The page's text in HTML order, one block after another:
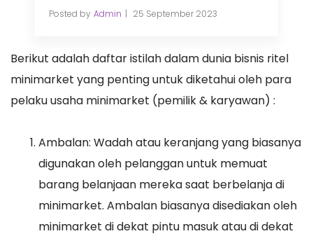
Posted by Admin 25 September 2023
Berikut adalah daftar istilah dalam dunia bisnis ritel
minimarket yang penting untuk diketahui oleh para
pelaku usaha minimarket (pemilik & karyawan) :
Ambalan: Wadah atau keranjang yang biasanya
digunakan oleh pelanggan untuk memuat
barang belanjaan mereka saat berbelanja di
minimarket. Ambalan biasanya disediakan oleh
minimarket di dekat pintu masuk atau di dekat